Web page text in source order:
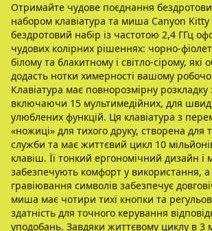
Отримайте чудове поєднання
набором клавіатура та миша Canyon
бездротовий набір із частотою 2,4 ГГц
чудових колірних рішеннях: чорно-
білому та блакитному і світло-сірому, якi
додасть нотки химерності вашому
Клавіатура має повнорозмірну розкладку
включаючи 15 мультимедійних, для
улюблених функцій. Ця клавіатура з
«ножиці» для тихого друку, створена для
служби та має життєвий цикл 10
клавіш. Її тонкий ергономічний дизайн і
забезпечують комфорт у використання,
гравіювання символів забезпечує
миша має чотири тихі кнопки та
здатність для точного керування
уподобань. Завдяки життєвому циклу в 3